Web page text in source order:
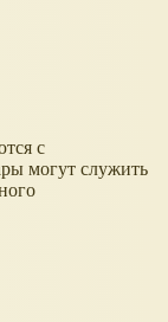
с
могут служить